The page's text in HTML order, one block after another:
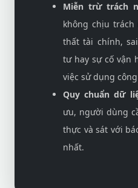
Miễn trừ trách
không chịu
thất tài chính,
tư hay sự cố vận
việc sử dụng
Quy chuẩn dữ
ưu, người dùng
thực và sát với
nhất.